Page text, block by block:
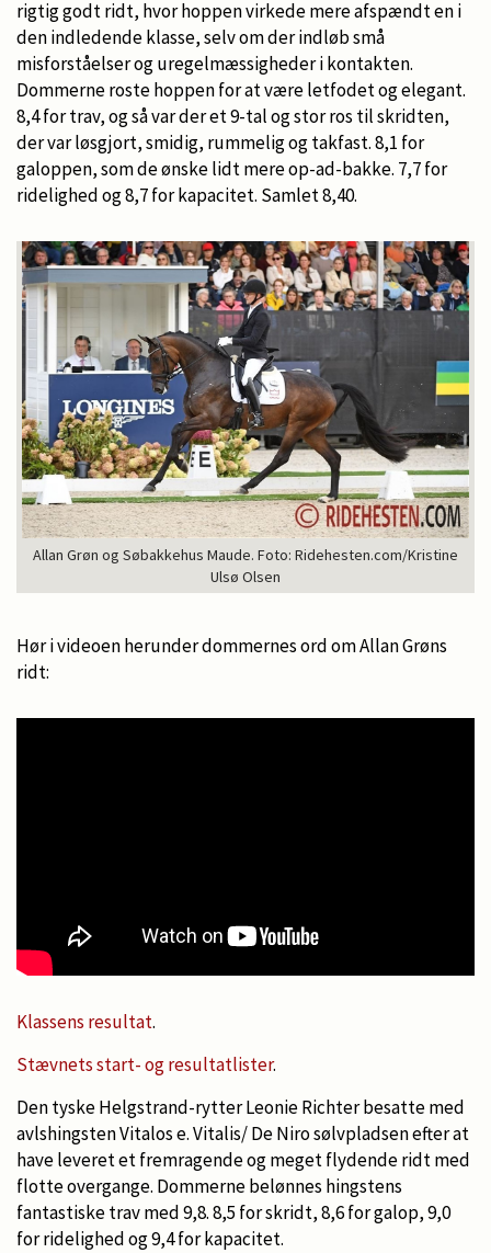
rigtig godt ridt, hvor hoppen virkede mere afspændt en i
den indledende klasse, selv om der indløb små
misforståelser og uregelmæssigheder i kontakten.
Dommerne roste hoppen for at være letfodet og elegant.
8,4 for trav, og så var der et 9-tal og stor ros til skridten,
der var løsgjort, smidig, rummelig og takfast. 8,1 for
galoppen, som de ønske lidt mere op-ad-bakke. 7,7 for
ridelighed og 8,7 for kapacitet. Samlet 8,40.
Allan Grøn og Søbakkehus Maude. Foto: Ridehesten.com/Kristine
Ulsø Olsen
Hør i videoen herunder dommernes ord om Allan Grøns
ridt:
Klassens resultat.
Stævnets start- og resultatlister.
Den tyske Helgstrand-rytter Leonie Richter besatte med
avlshingsten Vitalos e. Vitalis/ De Niro sølvpladsen efter at
have leveret et fremragende og meget flydende ridt med
flotte overgange. Dommerne belønnes hingstens
fantastiske trav med 9,8. 8,5 for skridt, 8,6 for galop, 9,0
for ridelighed og 9,4 for kapacitet.